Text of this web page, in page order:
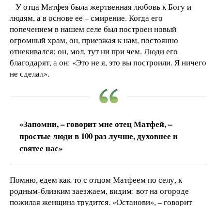
– У отца Матфея была жертвенная любовь к Богу и
людям, а в основе ее – смирение. Когда его
попечением в нашем селе был построен новый
огромный храм, он, приезжая к нам, постоянно
отнекивался: он, мол, тут ни при чем. Люди его
благодарят, а он: «Это не я, это вы построили. Я ничего
не сделал».
«Запомни, – говорит мне отец Матфей, –
простые люди в 100 раз лучше, духовнее и
святее нас»
Помню, едем как-то с отцом Матфеем по селу, к
родным-близким заезжаем, видим: вот на огороде
пожилая женщина трудится. «Останови», – говорит